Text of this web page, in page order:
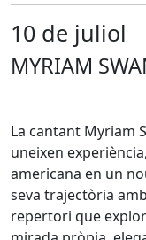
10 de juliol
MYRIAM
La cantant Myriam
uneixen
americana en un
seva trajectòria
repertori que